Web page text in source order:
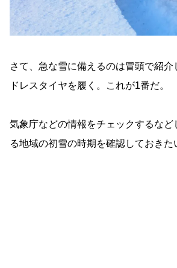
さて、急な雪に備えるのは冒頭で紹介
ドレスタイヤを履く。これが1番だ。
気象庁などの情報をチェックするなど
る地域の初雪の時期を確認しておきた